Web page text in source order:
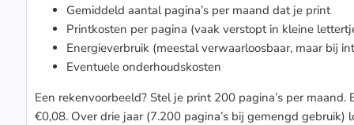
Gemiddeld aantal pagina’s per maand dat je print
Printkosten per pagina (vaak verstopt in kleine
Energieverbruik (meestal verwaarloosbaar, maar bij
Eventuele onderhoudskosten
Een rekenvoorbeeld? Stel je print 200 pagina’s per
€0,08. Over drie jaar (7.200 pagina’s bij gemengd